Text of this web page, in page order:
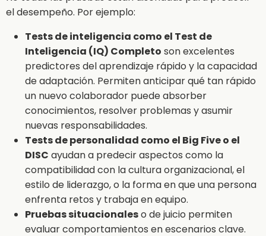
el desempeño. Por ejemplo:
Tests de inteligencia como el Test de
Inteligencia (IQ) Completo son excelentes
predictores del aprendizaje rápido y la capacidad
de adaptación. Permiten anticipar qué tan rápido
un nuevo colaborador puede absorber
conocimientos, resolver problemas y asumir
nuevas responsabilidades.
Tests de personalidad como el Big Five o el
DISC ayudan a predecir aspectos como la
compatibilidad con la cultura organizacional, el
estilo de liderazgo, o la forma en que una persona
enfrenta retos y trabaja en equipo.
Pruebas situacionaleso de juicio permiten
evaluar comportamientos en escenarios clave.